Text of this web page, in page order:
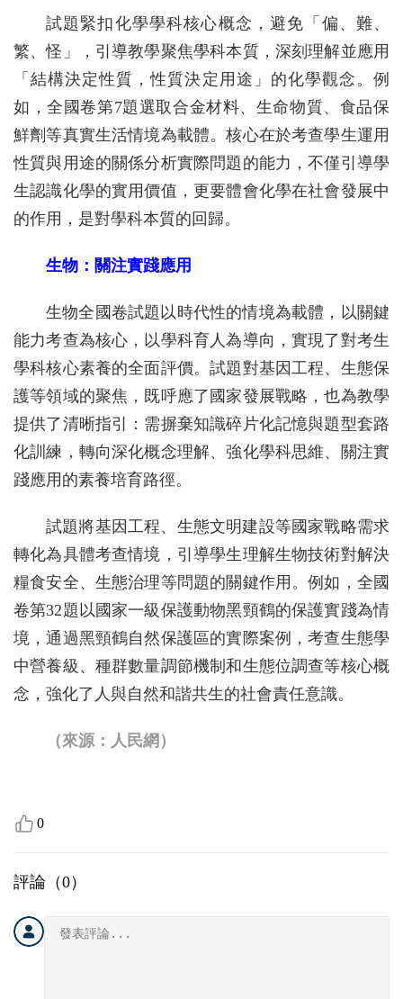
試題緊扣化學學科核心概念，避免「偏、難、
繁、怪」，引導教學聚焦學科本質，深刻理解並應用
「結構決定性質，性質決定用途」的化學觀念。例
如，全國卷第7題選取合金材料、生命物質、食品保
鮮劑等真實生活情境為載體。核心在於考查學生運用
性質與用途的關係分析實際問題的能力，不僅引導學
生認識化學的實用價值，更要體會化學在社會發展中
的作用，是對學科本質的回歸。
生物：關注實踐應用
生物全國卷試題以時代性的情境為載體，以關鍵
能力考查為核心，以學科育人為導向，實現了對考生
學科核心素養的全面評價。試題對基因工程、生態保
護等領域的聚焦，既呼應了國家發展戰略，也為教學
提供了清晰指引：需摒棄知識碎片化記憶與題型套路
化訓練，轉向深化概念理解、強化學科思維、關注實
踐應用的素養培育路徑。
試題將基因工程、生態文明建設等國家戰略需求
轉化為具體考查情境，引導學生理解生物技術對解決
糧食安全、生態治理等問題的關鍵作用。例如，全國
卷第32題以國家一級保護動物黑頸鶴的保護實踐為情
境，通過黑頸鶴自然保護區的實際案例，考查生態學
中營養級、種群數量調節機制和生態位調查等核心概
念，強化了人與自然和諧共生的社會責任意識。
（來源：人民網）
0
評論（0）